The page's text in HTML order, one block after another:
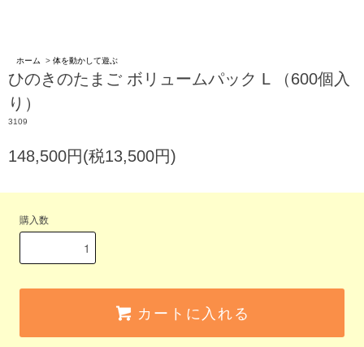
ホーム > 体を動かして遊ぶ
ひのきのたまご ボリュームパック L （600個入
り）
3109
148,500円(税13,500円)
購入数
カートに入れる